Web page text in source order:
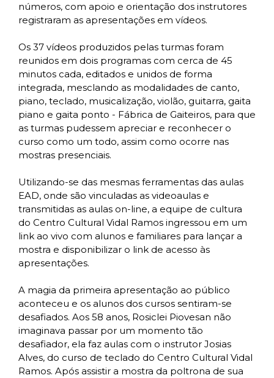
números, com apoio e orientação dos instrutores
registraram as apresentações em vídeos.
Os 37 vídeos produzidos pelas turmas foram
reunidos em dois programas com cerca de 45
minutos cada, editados e unidos de forma
integrada, mesclando as modalidades de canto,
piano, teclado, musicalização, violão, guitarra, gaita
piano e gaita ponto - Fábrica de Gaiteiros, para que
as turmas pudessem apreciar e reconhecer o
curso como um todo, assim como ocorre nas
mostras presenciais.
Utilizando-se das mesmas ferramentas das aulas
EAD, onde são vinculadas as videoaulas e
transmitidas as aulas on-line, a equipe de cultura
do Centro Cultural Vidal Ramos ingressou em um
link ao vivo com alunos e familiares para lançar a
mostra e disponibilizar o link de acesso às
apresentações.
A magia da primeira apresentação ao público
aconteceu e os alunos dos cursos sentiram-se
desafiados. Aos 58 anos, Rosiclei Piovesan não
imaginava passar por um momento tão
desafiador, ela faz aulas com o instrutor Josias
Alves, do curso de teclado do Centro Cultural Vidal
Ramos. Após assistir a mostra da poltrona de sua